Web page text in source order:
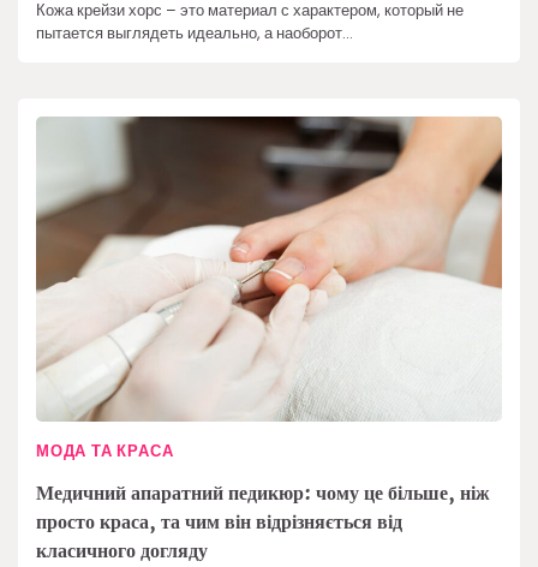
Кожа крейзи хорс – это материал с характером, который не
пытается выглядеть идеально, а наоборот…
МОДА ТА КРАСА
Медичний апаратний педикюр: чому це більше, ніж
просто краса, та чим він відрізняється від
класичного догляду